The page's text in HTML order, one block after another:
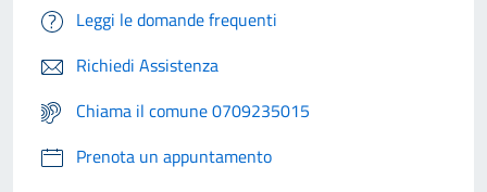
Leggi le domande frequenti
Richiedi Assistenza
Chiama il comune 0709235015
Prenota un appuntamento